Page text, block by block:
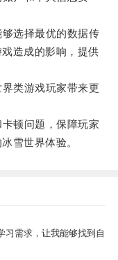
选择最优的数据传
造成的影响，提供
类游戏玩家带来更
顿问题，保障玩家
雪世界体验。
习需求，让我能够找到自